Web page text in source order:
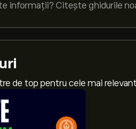
informații? Citește ghidurile
de top pentru cele mai